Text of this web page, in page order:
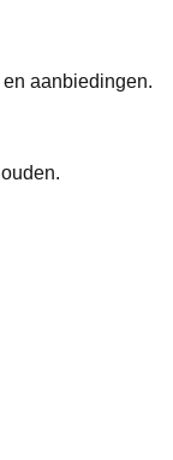
aanbiedingen.